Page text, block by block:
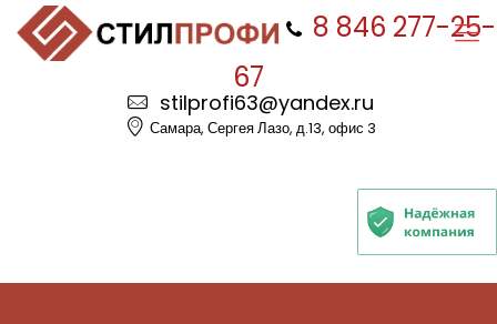
8 846 277-25-
67
stilprofi63@yandex.ru
Самара, Сергея Лазо, д.13, офис 3